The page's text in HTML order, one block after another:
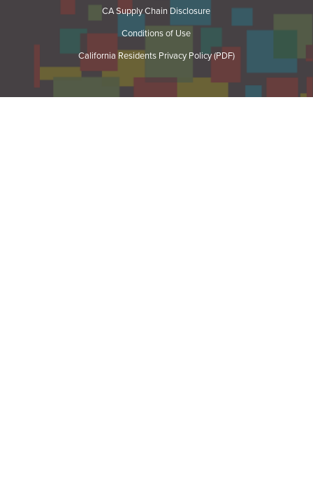
CA Supply Chain Disclosure
Conditions of Use
California Residents Privacy Policy (PDF)